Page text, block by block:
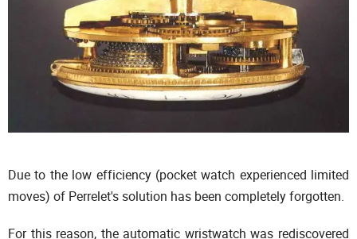
Due to the low efficiency (pocket watch experienced limited
moves) of Perrelet's solution has been completely forgotten.
For this reason, the automatic wristwatch was rediscovered